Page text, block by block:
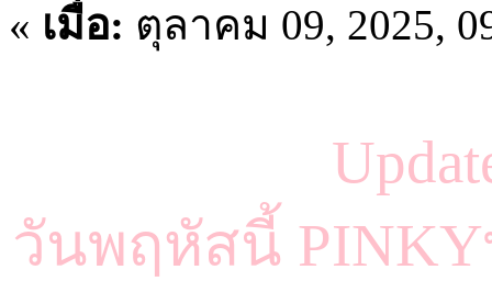
« เมื่อ: ตุลาคม 09, 2025,
วันพฤหัสนี้